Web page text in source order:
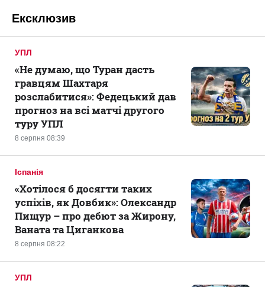
Ексклюзив
УПЛ
8 серпня 08:39
«Не думаю, що Туран дасть
гравцям Шахтаря
розслабитися»: Федецький дав
прогноз на всі матчі другого
туру УПЛ
Іспанія
8 серпня 08:22
«Хотілося б досягти таких
успіхів, як Довбик»: Олександр
Пищур – про дебют за Жирону,
Ваната та Циганкова
УПЛ